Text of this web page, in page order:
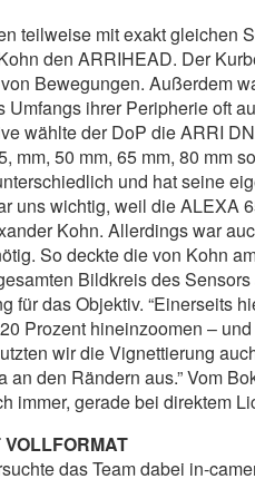
teilweise mit exakt gleichen
den ARRIHEAD. Der
Bewegungen. Außerdem
Umfangs ihrer Peripherie oft
wählte der DoP die ARRI
mm, 50 mm, 65 mm, 80 mm
und hat seine
uns wichtig, weil die ALEXA
Kohn. Allerdings war
So deckte die von Kohn
Bildkreis des
für das Objektiv. “Einerseits
Prozent hineinzoomen –
wir die Vignettierung
an den Rändern aus.” Vom
immer, gerade bei direktem
das Team dabei in-